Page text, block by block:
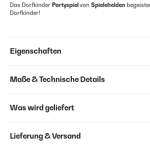
Das Dorfkinder Partyspiel von Spielehelden
Dorfkinder!
Eigenschaften
Maße & Technische Details
Was wird geliefert
Lieferung & Versand